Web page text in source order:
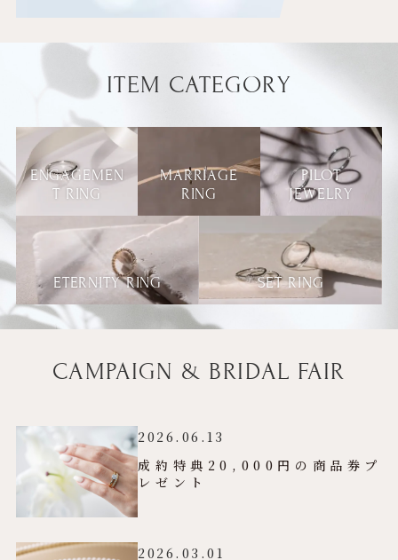
ITEM CATEGORY
ENGAGEMEN
T RING
MARRIAGE
RING
PILOT
JEWELRY
ETERNITY RING SET RING
CAMPAIGN & BRIDAL FAIR
2026.06.13
成約特典20,000円の商品券プ
レゼント
2026.03.01